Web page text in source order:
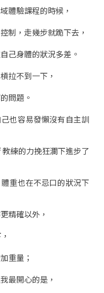
體驗課程的時候，
制，走幾步就跪下去，
己身體的狀況多差。
拉不到一下，
問題。
也容易發懶沒有自主訓
練的力挽狂瀾下進步了
重也在不忌口的狀況下
精確以外，
重量；
最開心的是，